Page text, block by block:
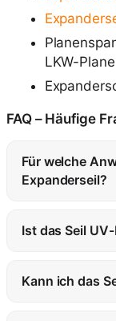
LKW-
FAQ – Häufige
Für welche
Expanderseil?
Ist das Seil
Kann ich das